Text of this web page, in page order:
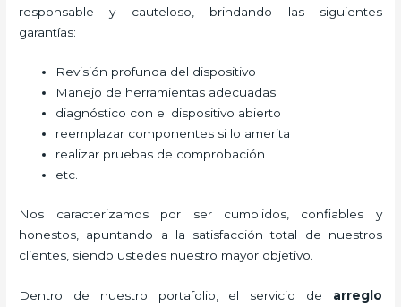
responsable y cauteloso, brindando las siguientes
garantías:
Revisión profunda del dispositivo
Manejo de herramientas adecuadas
diagnóstico con el dispositivo abierto
reemplazar componentes si lo amerita
realizar pruebas de comprobación
etc.
Nos caracterizamos por ser cumplidos, confiables y
honestos, apuntando a la satisfacción total de nuestros
clientes, siendo ustedes nuestro mayor objetivo.
Dentro de nuestro portafolio, el servicio de arreglo